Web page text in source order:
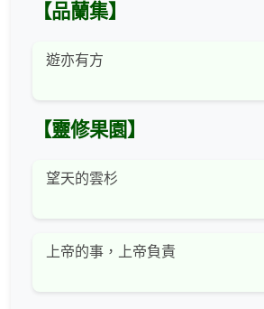
【品蘭集】
遊亦有方
【靈修果園】
望天的雲杉
上帝的事，上帝負責